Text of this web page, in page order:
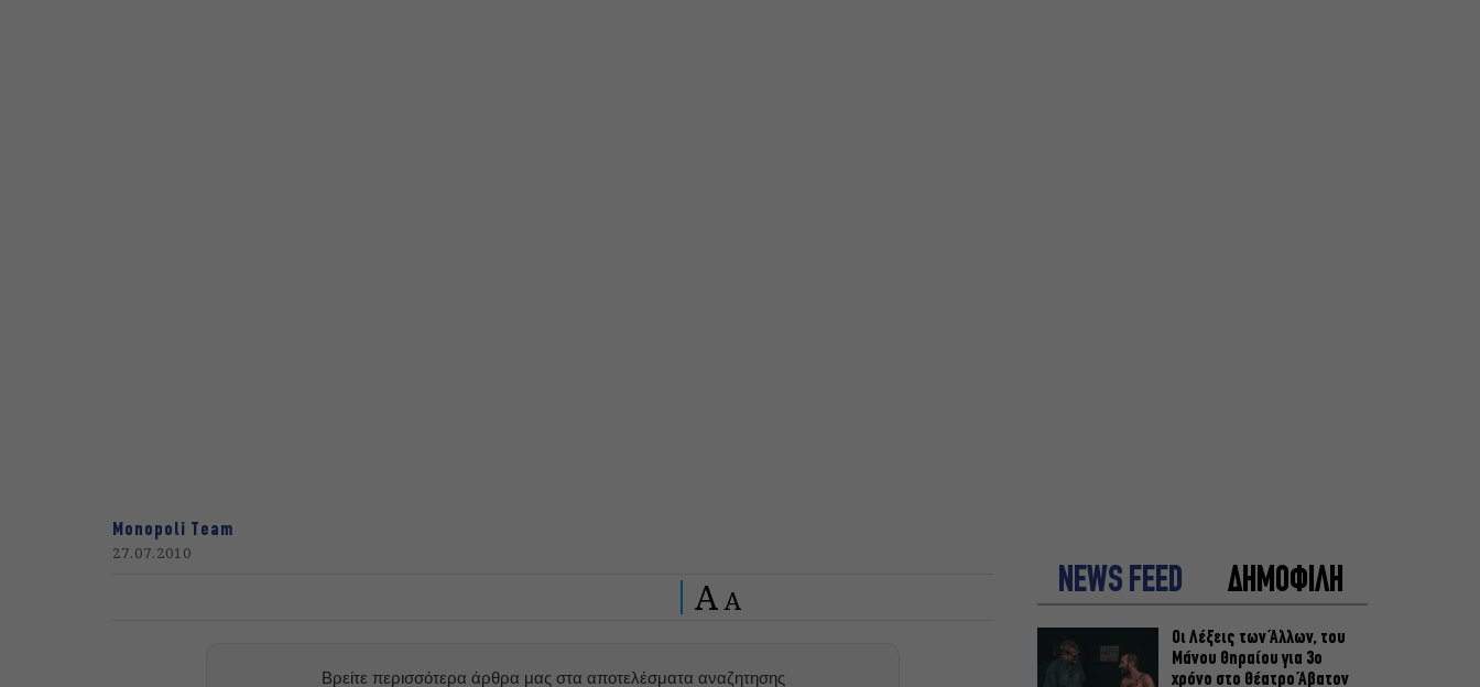
Monopoli Team
27.07.2010
A A
Βρείτε περισσότερα άρθρα μας στα αποτελέσματα αναζητησης
NEWS FEED ΔΗΜΟΦΙΛΗ
Οι Λέξεις των Άλλων, του
Μάνου Θηραίου για 3ο
χρόνο στο Θέατρο Άβατον